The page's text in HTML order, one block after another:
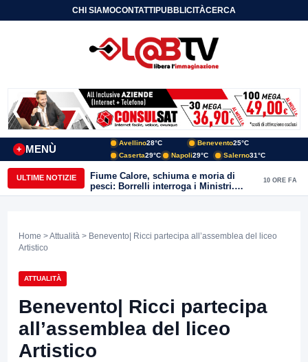
CHI SIAMOCONTATTIPUBBLICITÀCERCA
MENÙ
+
Avellino28°C Benevento25°C
Caserta29°C Napoli29°C Salerno31°C
ULTIME NOTIZIE
Fiume Calore, schiuma e moria di
pesci: Borrelli interroga i Ministri.
“Benevento paga l’assenza del
10 ORE FA
Home >Attualità > Benevento| Ricci partecipa all’assemblea del liceo
Artistico
ATTUALITÀ
Benevento| Ricci partecipa
all’assemblea del liceo
Artistico